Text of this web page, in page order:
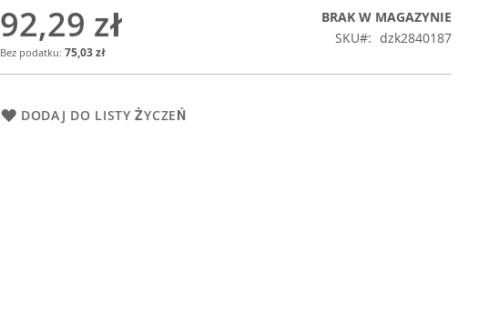
92,29 zł
75,03 zł
BRAK W MAGAZYNIE
SKU
dzk2840187
DODAJ DO LISTY ŻYCZEŃ